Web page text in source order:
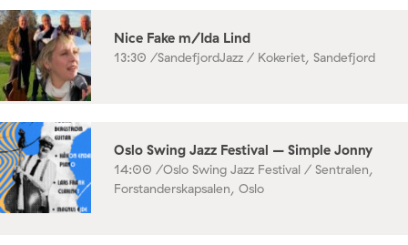
Nice Fake m/Ida Lind
13:30 /SandefjordJazz / Kokeriet, Sandefjord
Oslo Swing Jazz Festival – Simple Jonny
14:00 /Oslo Swing Jazz Festival / Sentralen,
Forstanderskapsalen, Oslo